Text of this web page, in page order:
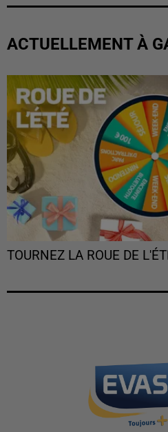
ACTUELLEMENT À
TOURNEZ LA ROUE DE